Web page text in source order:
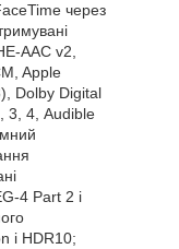
через
v2,
Apple
Dolby Digital
3, 4, Audible
Part 2 і
і HDR10;